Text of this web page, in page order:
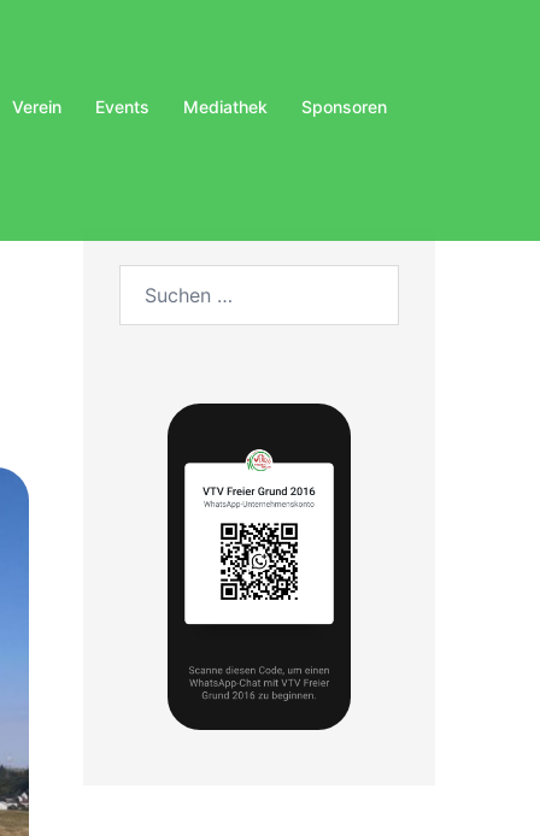
Verein Events Mediathek
Sponsoren